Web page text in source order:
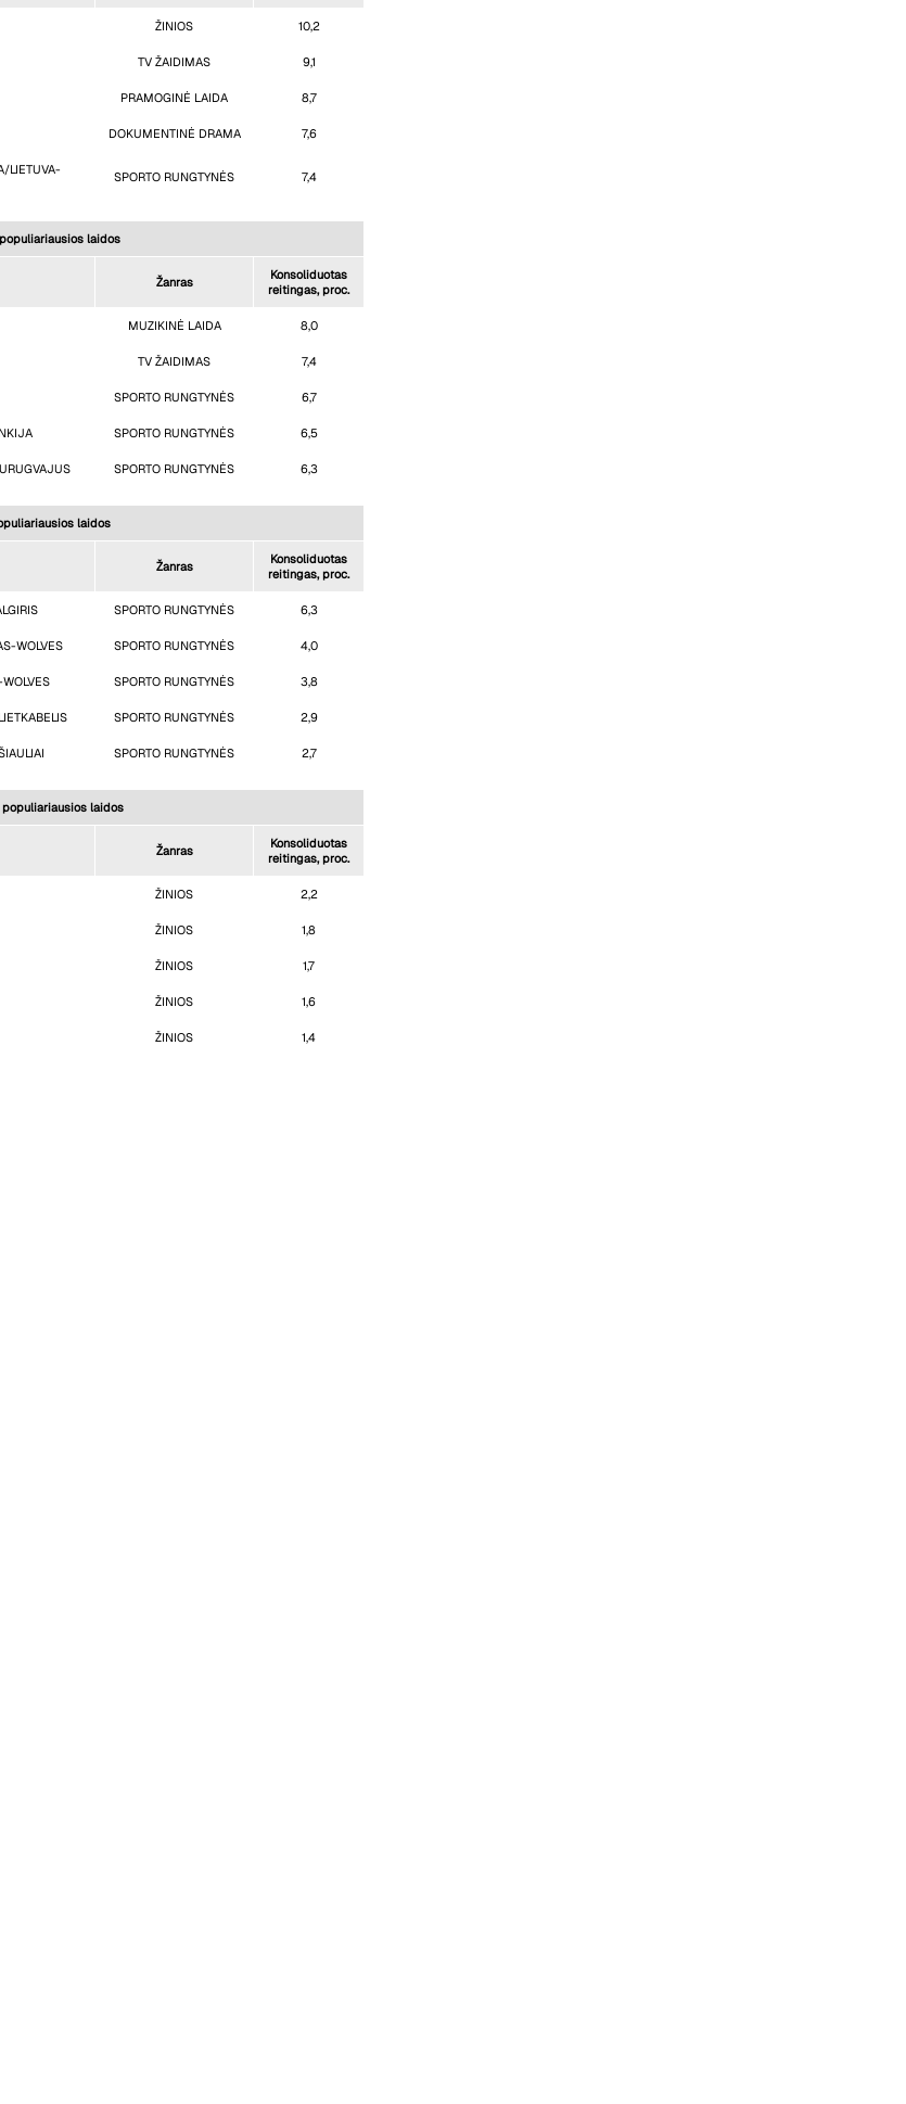
ŽINIOS 10,2
TV ŽAIDIMAS 9,1
PRAMOGINĖ LAIDA 8,7
DOKUMENTINĖ DRAMA 7,6
LIETUVA-
SPORTO RUNGTYNĖS 7,4
laidos
Žanras
Konsoliduotas
reitingas, proc.
MUZIKINĖ LAIDA 8,0
TV ŽAIDIMAS 7,4
SPORTO RUNGTYNĖS 6,7
SPORTO RUNGTYNĖS 6,5
SPORTO RUNGTYNĖS 6,3
laidos
Žanras
Konsoliduotas
reitingas, proc.
SPORTO RUNGTYNĖS 6,3
WOLVES SPORTO RUNGTYNĖS 4,0
SPORTO RUNGTYNĖS 3,8
SPORTO RUNGTYNĖS 2,9
SPORTO RUNGTYNĖS 2,7
populiariausios laidos
Žanras
Konsoliduotas
reitingas, proc.
ŽINIOS 2,2
ŽINIOS 1,8
ŽINIOS 1,7
ŽINIOS 1,6
ŽINIOS 1,4